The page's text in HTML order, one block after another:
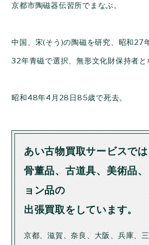
京都市陶磁器伝習所でまなぶ。
中国、宋(そう)の陶磁を研究、昭和27
32年青磁で選択、無形文化財保持者と
昭和48年4月28日85歳で死去。
あい古物買取サービスでは
骨董品、古道具、美術品
ョン品の
出張買取をしています。
京都、滋賀、奈良、大阪、兵庫、